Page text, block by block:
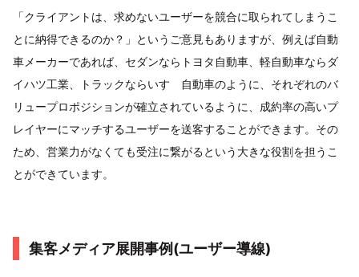
「クライアントは、求めないユーザーを競合に取られてしまうこ
とに納得できるのか？」というご意見もありますが、例えば自動
車メーカーであれば、セダンならトヨタ自動車、軽自動車ならダ
イハツ工業、トラックならいすゞ自動車のように、それぞれのバ
リュープロポジションが確立されているように、成約率の高いプ
レイヤーにマッチするユーザーを送客することができます。その
ため、営業力がなくても受注に繋がるという大きな役割を担うこ
とができています。
集客メディア展開事例(ユーザー導線)